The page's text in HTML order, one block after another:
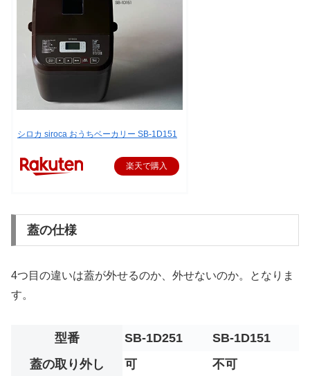
シロカ siroca おうちベーカリー SB-1D151
楽天で購入
蓋の仕様
4つ目の違いは蓋が外せるのか、外せないのか。となりま
す。
型番 SB-1D251
SB-1D151
蓋の取り外し
可 不可